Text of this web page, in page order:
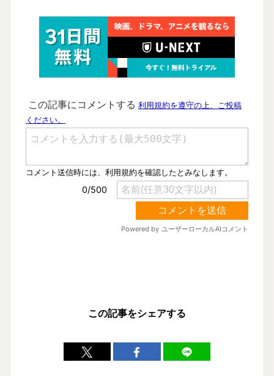
この記事をシェアする